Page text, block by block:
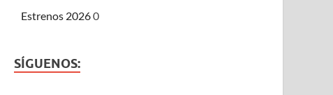
Estrenos 20260
SÍGUENOS: